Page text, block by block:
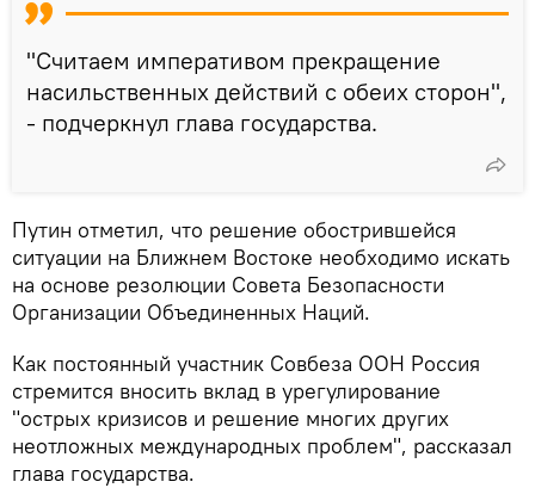
"Считаем императивом прекращение
насильственных действий с обеих сторон",
- подчеркнул глава государства.
Путин отметил, что решение обострившейся
ситуации на Ближнем Востоке необходимо искать
на основе резолюции Совета Безопасности
Организации Объединенных Наций.
Как постоянный участник Совбеза ООН Россия
стремится вносить вклад в урегулирование
"острых кризисов и решение многих других
неотложных международных проблем", рассказал
глава государства.